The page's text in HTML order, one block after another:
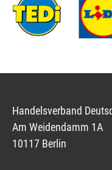
Handelsverband
Am Weidendamm 1A
10117 Berlin